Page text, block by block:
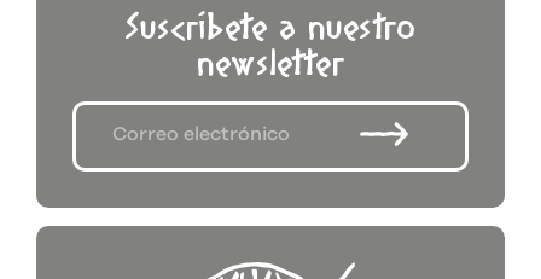
Suscríbete a nuestro
newsletter